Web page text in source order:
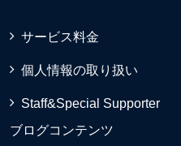
サービス料金
個人情報の取り扱い
Staff&Special Supporter
ブログコンテンツ